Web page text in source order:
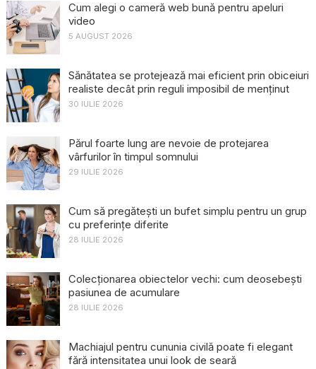
Cum alegi o cameră web bună pentru apeluri
video
5 AUGUST 2026
Sănătatea se protejează mai eficient prin obiceiuri
realiste decât prin reguli imposibil de menținut
30 IULIE 2026
Părul foarte lung are nevoie de protejarea
vârfurilor în timpul somnului
29 IULIE 2026
Cum să pregătești un bufet simplu pentru un grup
cu preferințe diferite
28 IULIE 2026
Colecționarea obiectelor vechi: cum deosebești
pasiunea de acumulare
28 IULIE 2026
Machiajul pentru cununia civilă poate fi elegant
fără intensitatea unui look de seară